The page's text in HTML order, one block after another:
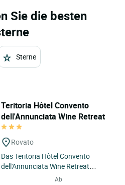
Sie die besten
Sterne
Teritoria Hôtel Convento
dell'Annunciata Wine Retreat
Rovato
Das Teritoria Hôtel Convento
dell'Annunciata Wine Retreat
befindet sich in Rovato, Italien, im
Ab